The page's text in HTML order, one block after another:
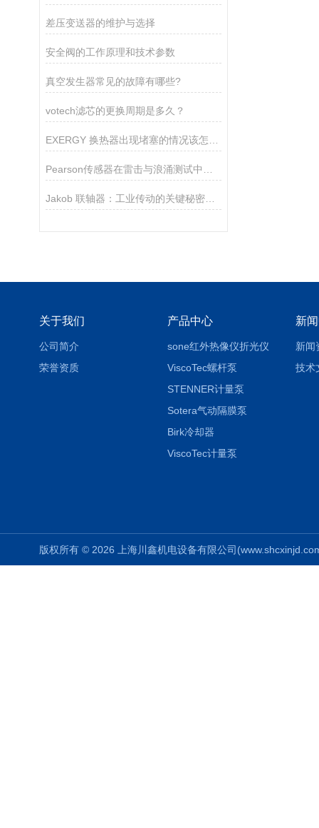
差压变送器的维护与选择
安全阀的工作原理和技术参数
真空发生器常见的故障有哪些?
votech滤芯的更换周期是多久？
Jakob 联轴器：工业传动的关键秘密是什么？
关于我们
公司简介
荣誉资质
产品中心
sone红外热像仪折光仪
ViscoTec螺杆泵
STENNER计量泵
Sotera气动隔膜泵
Birk冷却器
ViscoTec计量泵
新
新闻
技术
版权所有 © 2026 上海川鑫机电设备有限公司